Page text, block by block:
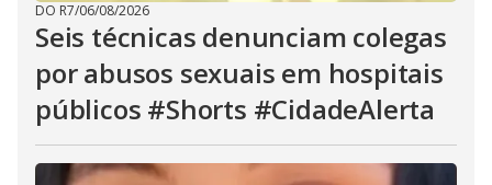
DO R7/06/08/2026
Seis técnicas denunciam colegas
por abusos sexuais em hospitais
públicos #Shorts #CidadeAlerta